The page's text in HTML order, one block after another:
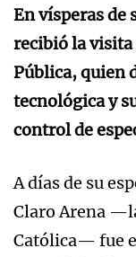
En vísperas de
recibió la visita
Pública, quien
tecnológica y
control de
A días de su
Claro Arena
Católica— fue